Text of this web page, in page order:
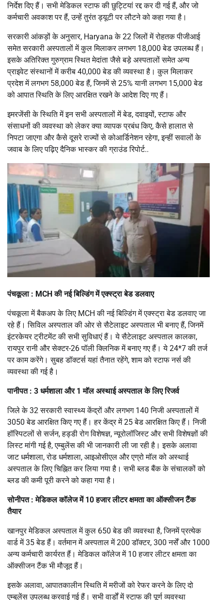
निर्देश दिए हैं। सभी मेडिकल स्टाफ की छुट्टियां रद्द कर दी गई हैं, और जो
कर्मचारी अवकाश पर हैं, उन्हें तुरंत ड्यूटी पर लौटने को कहा गया है।
सरकारी आंकड़ों के अनुसार, Haryana के 22 जिलों में रोहतक पीजीआई
समेत सरकारी अस्पतालों में कुल मिलाकर लगभग 18,000 बेड उपलब्ध हैं।
इसके अतिरिक्त गुरुग्राम स्थित मेदांता जैसे बड़े अस्पतालों समेत अन्य
प्राइवेट संस्थानों में करीब 40,000 बेड की व्यवस्था है। कुल मिलाकर
प्रदेश में लगभग 58,000 बेड हैं, जिनमें से 25% यानी लगभग 15,000 बेड
को आपात स्थिति के लिए आरक्षित रखने के आदेश दिए गए हैं।
इमरजेंसी के स्थिति में इन सभी अस्पतालों में बेड, दवाइयों, स्टाफ और
संसाधनों की व्यवस्था को लेकर क्या व्यापक प्रबंध किए, कैसे हालात से
निपटा जाएगा और कैसे दूसरे राज्यों से कोआर्डिनेशन रहेगा, इन्हीं सवालों के
जवाब के लिए पढ़िए दैनिक भास्कर की ग्राउंड रिपोर्ट..
पंचकूला : MCH की नई बिल्डिंग में एक्स्ट्रा बेड डलवाए
पंचकूला में बैकअप के लिए MCH की नई बिल्डिंग में एक्स्ट्रा बेड डलवाए जा
रहे हैं। सिविल अस्पताल की ओर से सैटेलाइट अस्पताल भी बनाए हैं, जिनमें
इंटरकेयर ट्रीटमेंट की सभी सुविधाएं हैं। ये सैटेलाइट अस्पताल कालका,
रायपुर रानी और सेक्टर-26 पॉली क्लिनिक में बनाए गए हैं। ये 24*7 की तर्ज
पर काम करेंगे। सुबह डॉक्टर्स यहां तैनात रहेंगे, शाम को स्टाफ नर्स की
व्यवस्था की गई है।
पानीपत : 3 धर्मशाला और 1 मॉल अस्थाई अस्पताल के लिए रिजर्व
जिले के 32 सरकारी स्वास्थ्य केंद्रों और लगभग 140 निजी अस्पतालों में
3050 बेड आरक्षित किए गए हैं। हर केंद्र में 25 बेड आरक्षित किए हैं। निजी
हॉस्पिटलों से सर्जन, हड्डी रोग विशेषज्ञ, न्यूरोलॉजिस्ट और सभी विशेषज्ञों की
लिस्ट मांगी गई है, एम्बुलेंस की भी जानकारी ली जा रही है। इसके अलावा
जाट धर्मशाला, रोड धर्मशाला, आइओसीएल और एग्रो मॉल को अस्थाई
अस्पताल के लिए चिह्नित कर लिया गया है। सभी ब्लड बैंक के संचालकों को
ब्लड की कमी पूरी करने को कहा गया है।
सोनीपत : मेडिकल कॉलेज में 10 हजार लीटर क्षमता का ऑक्सीजन टैंक
तैयार
खानपुर मेडिकल अस्पताल में कुल 650 बेड की व्यवस्था है, जिनमें प्रत्येक
वार्ड में 35 बेड हैं। वर्तमान में अस्पताल में 200 डॉक्टर, 300 नर्सें और 1000
अन्य कर्मचारी कार्यरत हैं। मेडिकल कॉलेज में 10 हजार लीटर क्षमता का
ऑक्सीजन टैंक भी मौजूद हैं।
इसके अलावा, आपातकालीन स्थिति में मरीजों को रेफर करने के लिए दो
एम्बुलेंस उपलब्ध करवाई गई हैं। सभी वार्डों में स्टाफ की पूर्ण व्यवस्था